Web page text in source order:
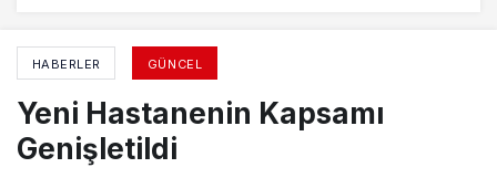
HABERLER GÜNCEL
Yeni Hastanenin Kapsamı
Genişletildi